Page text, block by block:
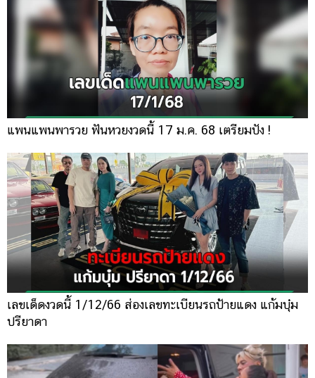
แพนแพนพารวย ฟันหวยงวดนี้ 17 ม.ค. 68 เตรียมปัง !
เลขเด็ดงวดนี้ 1/12/66 ส่องเลขทะเบียนรถป้ายแดง แก้มบุ๋ม
ปรียาดา